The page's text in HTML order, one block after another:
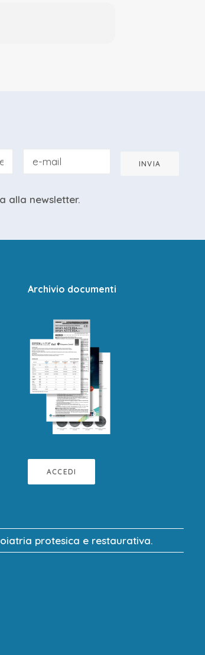
alla newsletter.
INVIA
Archivio documenti
ACCEDI
protesica e restaurativa.